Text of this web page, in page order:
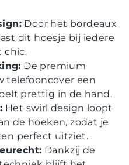
Door het bordeaux
dit hoesje bij iedere
chic.
De premium
telefooncover een
prettig in de hand.
Het swirl design loopt
de hoeken, zodat je
perfect uitziet.
Dankzij de